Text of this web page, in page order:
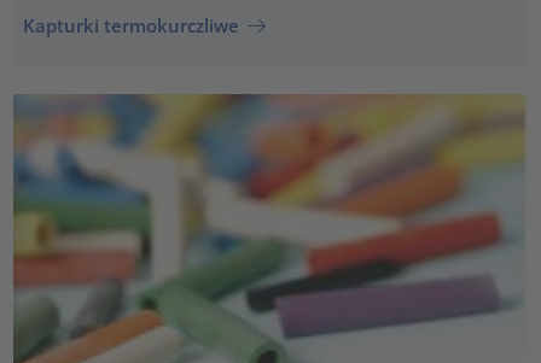
Kapturki termokurczliwe